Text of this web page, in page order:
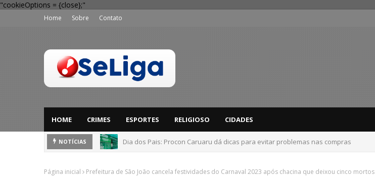
"cookieOptions = {close};"
Home Sobre Contato
HOME CRIMES ESPORTES RELIGIOSO CIDADES
NOTÍCIAS Dia dos Pais: Procon Caruaru dá dicas para evitar problemas nas compras
Página inicial Prefeitura de São João cancela festividades do Carnaval 2023 após chacina que deixou cinco mortos